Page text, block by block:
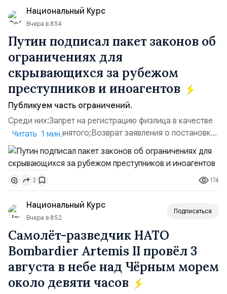
имущества ВСУ; Сортировочны...
Национальный Курс
Вчера в 8:54
Путин подписал пакет законов об
ограничениях для
скрывающихся за рубежом
преступников и иноагентов
Публикуем часть ограничений.
Среди них:Запрет на регистрацию физлица в качестве
ИП или самозанятого;Возврат заявления о постановке
недвижимости на кадастровый учет;Ограничение
водительских прав;Запрет регистрации транспортных
средств и на заключение сделок по
доверенности;Отказ в заключении кредитного
договора, предоставлении государственных и
муниципальных услуг онл...
Читать 1 мин.
2 174
Национальный Курс
Вчера в 8:52
Подписаться
Самолёт-разведчик НАТО
Bombardier Artemis II провёл 3
августа в небе над Чёрным морем
около девяти часов